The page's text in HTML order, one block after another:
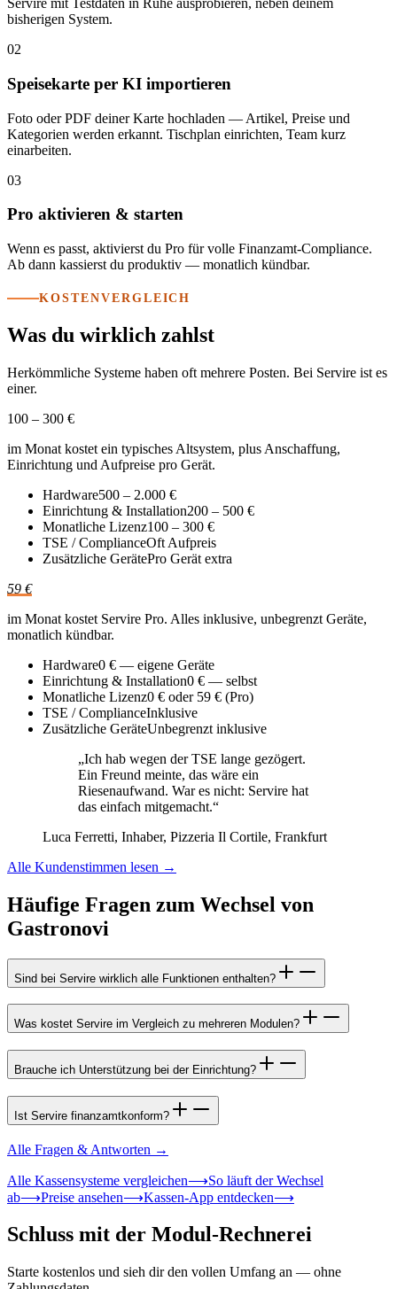
Servire mit Testdaten in Ruhe ausprobieren, neben deinem
bisherigen System.
02
Speisekarte per KI importieren
Foto oder PDF deiner Karte hochladen — Artikel, Preise und
Kategorien werden erkannt. Tischplan einrichten, Team kurz
einarbeiten.
03
Pro aktivieren & starten
Wenn es passt, aktivierst du Pro für volle Finanzamt-Compliance.
Ab dann kassierst du produktiv — monatlich kündbar.
KOSTENVERGLEICH
Was du wirklich zahlst
Herkömmliche Systeme haben oft mehrere Posten. Bei Servire ist es
einer.
100 – 300 €
im Monat kostet ein typisches Altsystem, plus Anschaffung,
Einrichtung und Aufpreise pro Gerät.
Hardware500 – 2.000 €
Einrichtung & Installation200 – 500 €
Monatliche Lizenz100 – 300 €
TSE / ComplianceOft Aufpreis
Zusätzliche GerätePro Gerät extra
59 €
im Monat kostet Servire Pro. Alles inklusive, unbegrenzt Geräte,
monatlich kündbar.
Hardware0 € — eigene Geräte
Einrichtung & Installation0 € — selbst
Monatliche Lizenz0 € oder 59 € (Pro)
TSE / ComplianceInklusive
Zusätzliche GeräteUnbegrenzt inklusive
„Ich hab wegen der TSE lange gezögert.
Ein Freund meinte, das wäre ein
Riesenaufwand. War es nicht: Servire hat
das einfach mitgemacht.“
Luca Ferretti, Inhaber, Pizzeria Il Cortile, Frankfurt
Alle Kundenstimmen lesen →
Häufige Fragen zum Wechsel von
Gastronovi
Sind bei Servire wirklich alle Funktionen enthalten?
Was kostet Servire im Vergleich zu mehreren Modulen?
Brauche ich Unterstützung bei der Einrichtung?
Ist Servire finanzamtkonform?
Alle Fragen & Antworten →
Alle Kassensysteme vergleichen⟶So läuft der Wechsel
ab⟶Preise ansehen⟶Kassen-App entdecken⟶
Schluss mit der Modul-Rechnerei
Starte kostenlos und sieh dir den vollen Umfang an — ohne